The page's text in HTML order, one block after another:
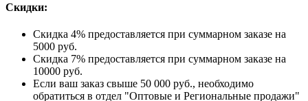
Скидки:
Скидка 4% предоставляется при суммарном заказе на
5000 руб.
Скидка 7% предоставляется при суммарном заказе на
10000 руб.
Если ваш заказ свыше 50 000 руб., необходимо
обратиться в отдел "Оптовые и Региональные продажи"